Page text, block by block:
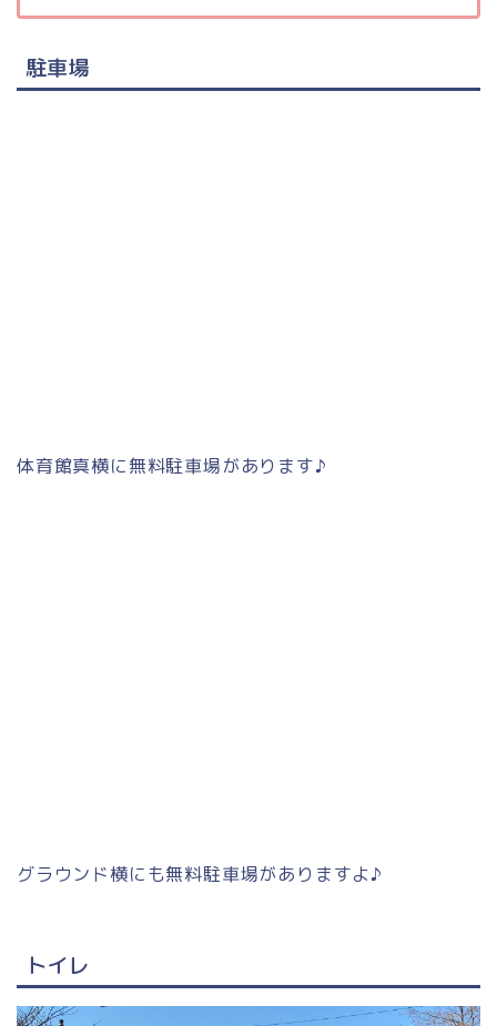
駐車場
体育館真横に無料駐車場があります♪
グラウンド横にも無料駐車場がありますよ♪
トイレ